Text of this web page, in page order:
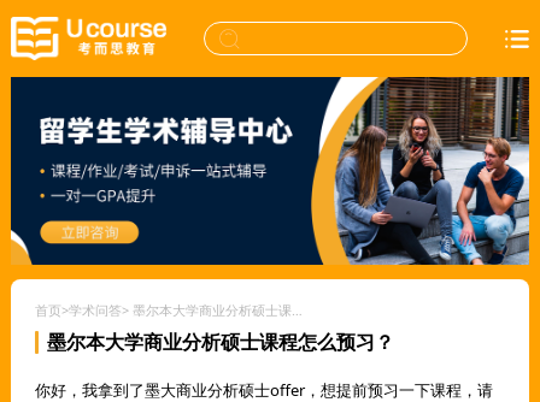
首页>学术问答> 墨尔本大学商业分析硕士课程怎么预习？
墨尔本大学商业分析硕士课程怎么预习？
你好，我拿到了墨大商业分析硕士offer，想提前预习一下课程，请